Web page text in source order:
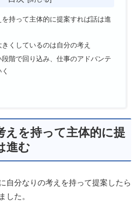
を持って主体的に提案すれば話は進
くしているのは自分の考え
階で回り込み、仕事のアドバンテ
えを持って主体的に提
進む
自分なりの考えを持って提案したら
した。